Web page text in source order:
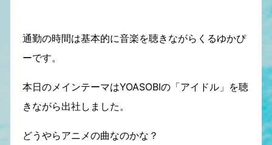
通勤の時間は基本的に音楽を聴きながらくるゆかぴ
ーです。
本日のメインテーマはYOASOBIの「アイドル」を聴
きながら出社しました。
どうやらアニメの曲なのかな？